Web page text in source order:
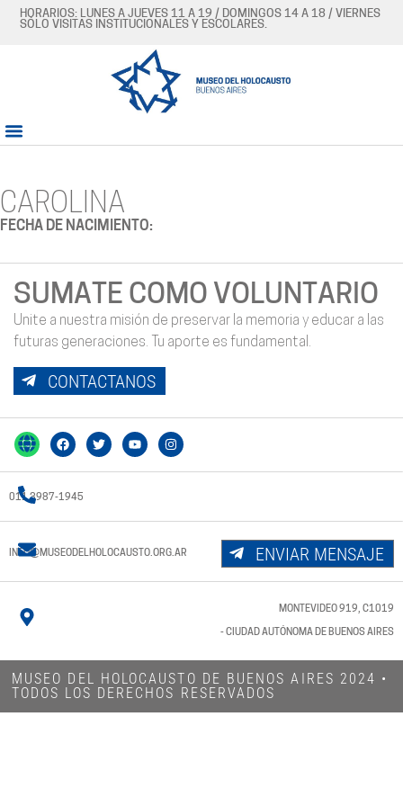
HORARIOS: LUNES A JUEVES 11 A 19 / DOMINGOS 14 A 18 / VIERNES
SÓLO VISITAS INSTITUCIONALES Y ESCOLARES.
CAROLINA
FECHA DE NACIMIENTO:
SUMATE COMO VOLUNTARIO
Unite a nuestra misión de preservar la memoria y educar a las
futuras generaciones. Tu aporte es fundamental.
CONTACTANOS
011 3987-1945
INFO@MUSEODELHOLOCAUSTO.ORG.AR ENVIAR MENSAJE
MONTEVIDEO 919, C1019
- CIUDAD AUTÓNOMA DE BUENOS AIRES
MUSEO DEL HOLOCAUSTO DE BUENOS AIRES 2024​ •
TODOS LOS DERECHOS RESERVADOS